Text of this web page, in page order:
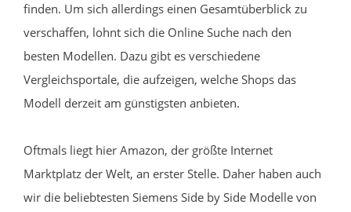
finden. Um sich allerdings einen Gesamtüberblick zu
verschaffen, lohnt sich die Online Suche nach den
besten Modellen. Dazu gibt es verschiedene
Vergleichsportale, die aufzeigen, welche Shops das
Modell derzeit am günstigsten anbieten.
Oftmals liegt hier Amazon, der größte Internet
Marktplatz der Welt, an erster Stelle. Daher haben auch
wir die beliebtesten Siemens Side by Side Modelle von